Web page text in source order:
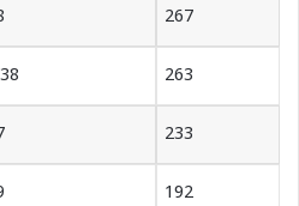
267
263
233
192